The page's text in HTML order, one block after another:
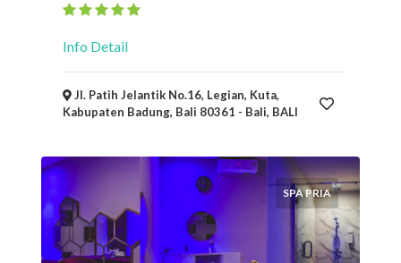
Info Detail
Jl. Patih Jelantik No.16, Legian, Kuta,
Kabupaten Badung, Bali 80361 - Bali, BALI
SPA PRIA